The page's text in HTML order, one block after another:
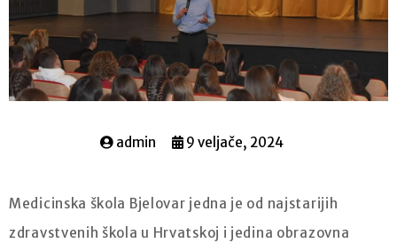
admin 9 veljače, 2024
Medicinska škola Bjelovar jedna je od najstarijih
zdravstvenih škola u Hrvatskoj i jedina obrazovna